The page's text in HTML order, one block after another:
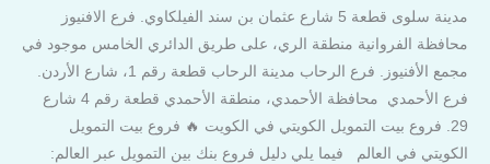
مدينة سلوى قطعة 5 شارع عثمان بن سند الفيلكاوي. فرع الافنيوز
محافظة الفروانية منطقة الري، على طريق الدائري الخامس موجود في
مجمع الأفنيوز. فرع الرحاب مدينة الرحاب قطعة رقم 1، شارع الأردن.
فرع الأحمدي محافظة الأحمدي، منطقة الأحمدي قطعة رقم 4 شارع
29. فروع بيت التمويل الكويتي في الكويت 🔥 فروع بيت التمويل
الكويتي في العالم فيما يلي دليل فروع بنك بين التمويل عبر العالم: